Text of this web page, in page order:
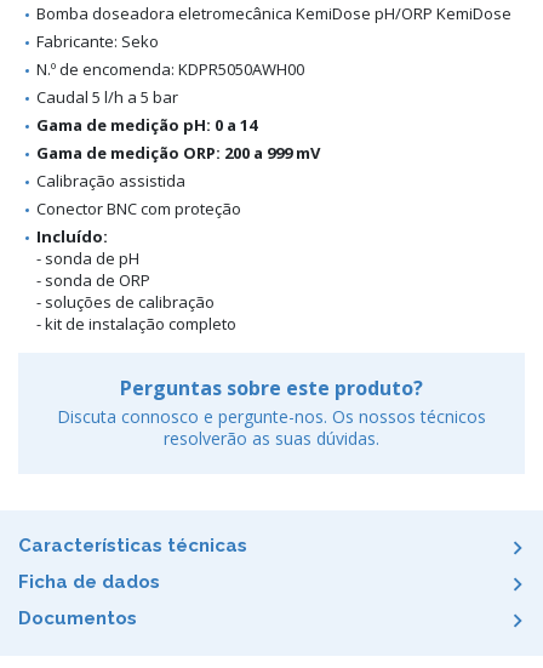
Bomba doseadora eletromecânica KemiDose pH/ORP KemiDose
Fabricante: Seko
N.º de encomenda: KDPR5050AWH00
Caudal 5 l/h a 5 bar
Gama de medição pH: 0 a 14
Gama de medição ORP: 200 a 999 mV
Calibração assistida
Conector BNC com proteção
Incluído:
- sonda de pH
- sonda de ORP
- soluções de calibração
- kit de instalação completo
Perguntas sobre este produto?
Discuta connosco e pergunte-nos. Os nossos técnicos
resolverão as suas dúvidas.
Características técnicas
Ficha de dados
Documentos